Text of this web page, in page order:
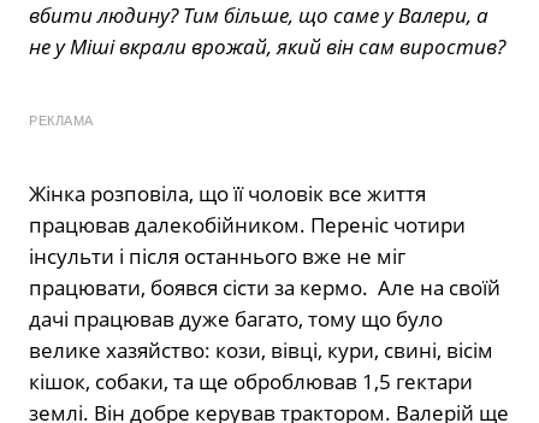
вбити людину? Тим більше, що саме у Валери, а
не у Міші вкрали врожай, який він сам виростив?
РЕКЛАМА
Жінка розповіла, що її чоловік все життя
працював далекобійником. Переніс чотири
інсульти і після останнього вже не міг
працювати, боявся сісти за кермо. Але на своїй
дачі працював дуже багато, тому що було
велике хазяйство: кози, вівці, кури, свині, вісім
кішок, собаки, та ще оброблював 1,5 гектари
землі. Він добре керував трактором. Валерій ще